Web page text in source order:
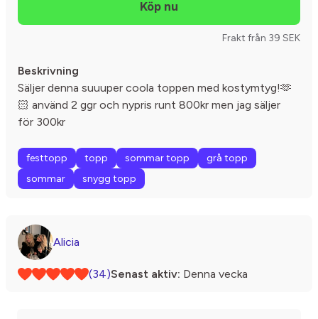
Frakt från 39 SEK
Beskrivning
Säljer denna suuuper coola toppen med kostymtyg!🫶
🏻 använd 2 ggr och nypris runt 800kr men jag säljer
för 300kr
festtopp topp sommar topp
grå topp
sommar
snygg topp
Alicia
(34)Senast aktiv: Denna vecka